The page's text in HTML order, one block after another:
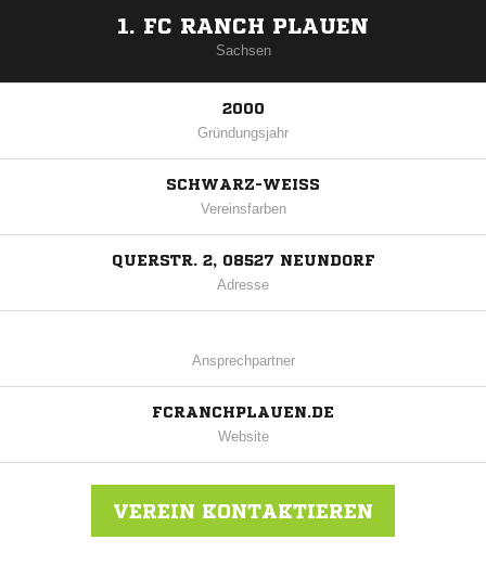
1. FC RANCH PLAUEN
Sachsen
2000
Gründungsjahr
SCHWARZ-WEISS
Vereinsfarben
QUERSTR. 2, 08527 NEUNDORF
Adresse
Ansprechpartner
FCRANCHPLAUEN.DE
Website
VEREIN KONTAKTIEREN